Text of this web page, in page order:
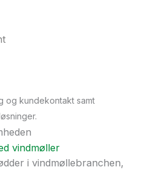
og kundekontakt samt
vindmøller
i vindmøllebranchen,